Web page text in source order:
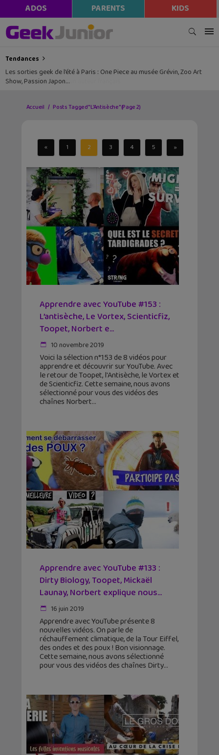
ADOS PARENTS KIDS
Tendances
Les sorties geek de l’été à Paris : One Piece au musée Grévin, Zoo Art
Show, Passion Japon…
Accueil Posts Tagged "L’Antisèche"(Page 2)
« 1 2 3 4 5 »
Apprendre avec YouTube #153 :
L’antisèche, Le Vortex, Scienticfiz,
Toopet, Norbert e...
10 novembre 2019
Voici la sélection n°153 de 8 vidéos pour
apprendre et découvrir sur YouTube. Avec
le retour de Toopet, l'Antisèche, le Vortex et
de Scienticfiz. Cette semaine, nous avons
sélectionné pour vous des vidéos des
chaînes Norbert
Apprendre avec YouTube #133 :
Dirty Biology, Toopet, Mickaël
Launay, Norbert explique nous...
16 juin 2019
Apprendre avec YouTube présente 8
nouvelles vidéos. On parle de
réchauffement climatique, de la Tour Eiffel,
des ondes et des poux ! Bon visionnage.
Cette semaine, nous avons sélectionné
pour vous des vidéos des chaînes Dirty